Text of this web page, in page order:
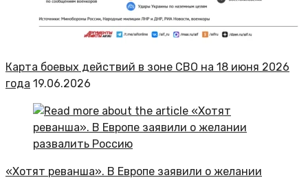
Карта боевых действий в зоне СВО на 18 июня 2026
года 19.06.2026
«Хотят реванша». В Европе заявили о желании